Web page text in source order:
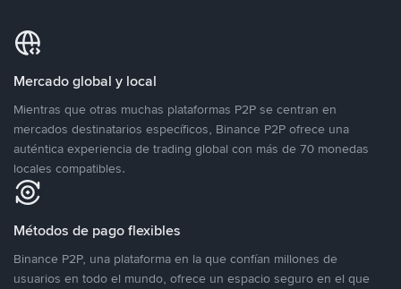
Mercado global y local
Mientras que otras muchas plataformas P2P se centran en
mercados destinatarios específicos, Binance P2P ofrece una
auténtica experiencia de trading global con más de 70 monedas
locales compatibles.
Métodos de pago flexibles
Binance P2P, una plataforma en la que confían millones de
usuarios en todo el mundo, ofrece un espacio seguro en el que